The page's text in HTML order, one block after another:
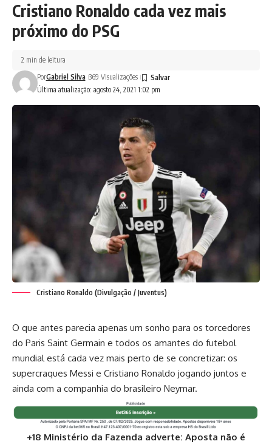
Cristiano Ronaldo cada vez mais
próximo do PSG
Última atualização: agosto 24, 2021 1:02 pm
PorGabriel Silva 369 Visualizações
2 min de leitura
Cristiano Ronaldo (Divulgação / Juventus)
O que antes parecia apenas um sonho para os torcedores
do Paris Saint Germain e todos os amantes do futebol
mundial está cada vez mais perto de se concretizar: os
supercraques Messi e Cristiano Ronaldo jogando juntos e
ainda com a companhia do brasileiro Neymar.
+18 Ministério da Fazenda adverte: Aposta não é